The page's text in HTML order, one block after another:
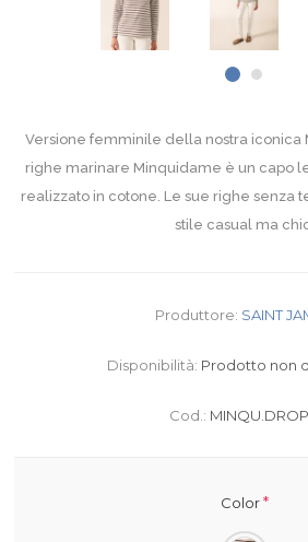
Versione femminile della nostra iconica
righe marinare Minquidame è un capo
realizzato in cotone. Le sue righe senza
stile casual ma
Produttore: SAINT
Disponibilità: Prodotto non
Cod.:
Color*